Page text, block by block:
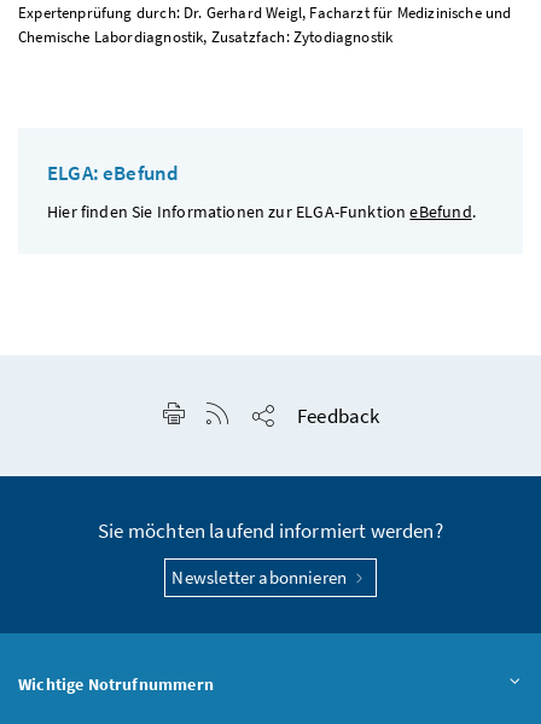
Expertenprüfung durch: Dr. Gerhard Weigl, Facharzt für Medizinische und
Chemische Labordiagnostik, Zusatzfach: Zytodiagnostik
ELGA: eBefund
Hier finden Sie Informationen zur ELGA-FunktioneBefund.
Seite drucken
RSS-Feed anzeigen
Feedback
Sie möchten laufend informiert werden?
Newsletter abonnieren
Wichtige Notrufnummern